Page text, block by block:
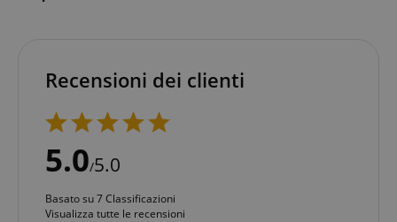
Recensioni dei clienti
5.0/5.0
Basato su 7 Classificazioni
Visualizza tutte le recensioni